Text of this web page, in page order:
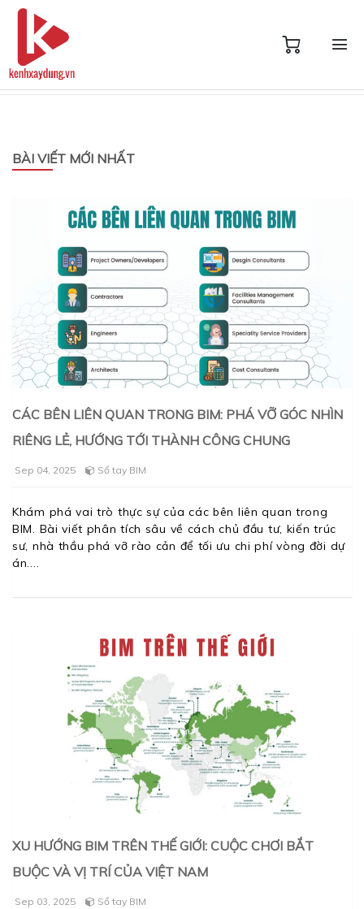
BÀI VIẾT MỚI NHẤT
CÁC BÊN LIÊN QUAN TRONG BIM: PHÁ VỠ GÓC NHÌN
RIÊNG LẺ, HƯỚNG TỚI THÀNH CÔNG CHUNG
Sep 04, 2025 Sổ tay BIM
Khám phá vai trò thực sự của các bên liên quan trong
BIM. Bài viết phân tích sâu về cách chủ đầu tư, kiến trúc
sư, nhà thầu phá vỡ rào cản để tối ưu chi phí vòng đời dự
án.
XU HƯỚNG BIM TRÊN THẾ GIỚI: CUỘC CHƠI BẮT
BUỘC VÀ VỊ TRÍ CỦA VIỆT NAM
Sep 03, 2025 Sổ tay BIM